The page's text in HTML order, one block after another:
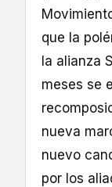
que la
la alianza
meses se
nueva
nuevo
por los